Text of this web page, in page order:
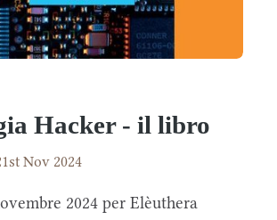
Hacker - il libro
Nov 2024
2024 per Elèuthera